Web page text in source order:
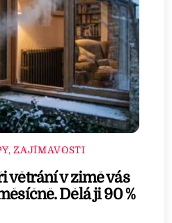
ZAJÍMAVOSTI
větrání v zimě vás
Dělá ji 90 %